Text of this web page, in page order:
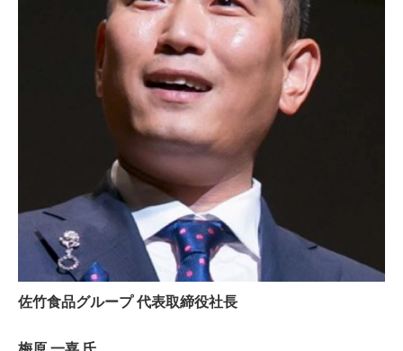
佐竹食品グループ 代表取締役社長